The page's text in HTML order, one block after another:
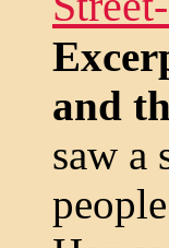
and
saw a